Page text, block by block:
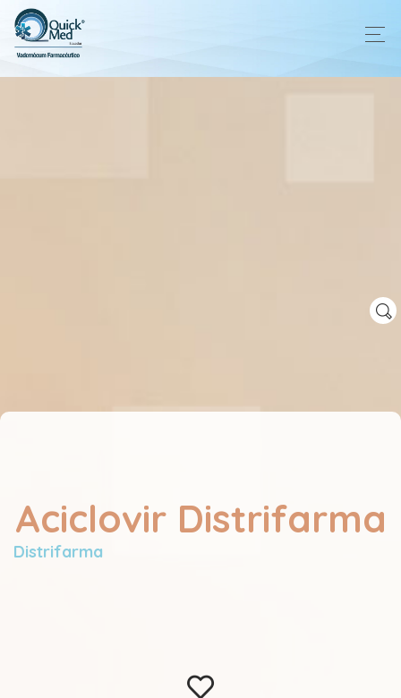
Aciclovir Distrifarma
Distrifarma